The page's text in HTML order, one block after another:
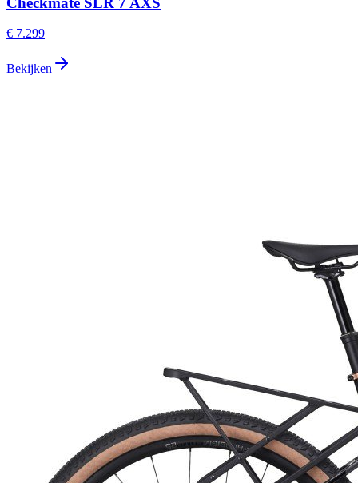
€ 7.299
Bekijken